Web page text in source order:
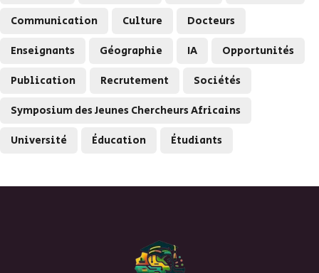
Communication
Culture
Docteurs
Enseignants
Géographie IA
Opportunités
Publication
Recrutement
Sociétés
Symposium des Jeunes Chercheurs Africains
Université
Éducation Étudiants